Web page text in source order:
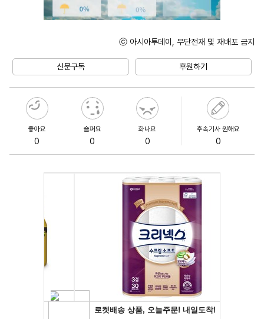
ⓒ 아시아투데이, 무단전재 및 재배포 금지
신문구독 후원하기
좋아요
0
슬퍼요
0
화나요
0
후속기사 원해요
0